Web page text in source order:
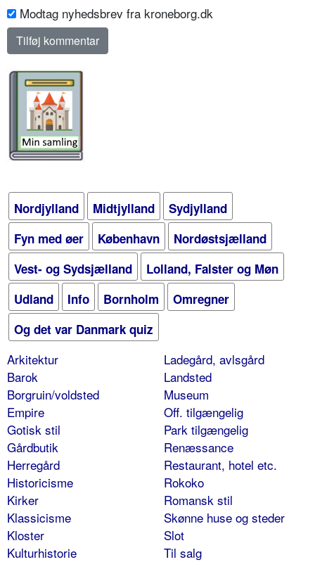
Modtag nyhedsbrev fra kroneborg.dk
Nordjylland Midtjylland
Sydjylland
Fyn med øer
København
Nordøstsjælland
Vest- og Sydsjælland
Lolland, Falster og Møn
Udland
Info Bornholm
Omregner
Og det var Danmark quiz
Arkitektur
Barok
Borgruin/voldsted
Empire
Gotisk stil
Gårdbutik
Herregård
Historicisme
Kirker
Klassicisme
Kloster
Kulturhistorie
Ladegård, avlsgård
Landsted
Museum
Off. tilgængelig
Park tilgængelig
Renæssance
Restaurant, hotel etc.
Rokoko
Romansk stil
Skønne huse og steder
Slot
Til salg